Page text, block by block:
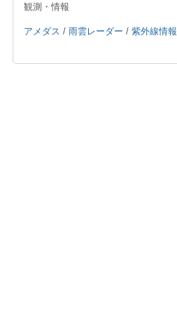
観測・情報
アメダス / 雨雲レーダー / 紫外線情報